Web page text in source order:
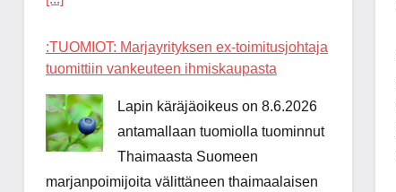
:TUOMIOT: Marjayrityksen ex-toimitusjohtaja
tuomittiin vankeuteen ihmiskaupasta
Lapin käräjäoikeus on 8.6.2026
antamallaan tuomiolla tuominnut
Thaimaasta Suomeen
marjanpoimijoita välittäneen thaimaalaisen